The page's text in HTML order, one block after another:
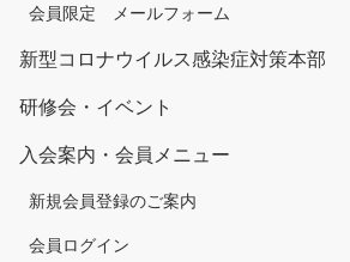
会員限定 メールフォーム
新型コロナウイルス感染症対策本部
研修会・イベント
入会案内・会員メニュー
新規会員登録のご案内
会員ログイン